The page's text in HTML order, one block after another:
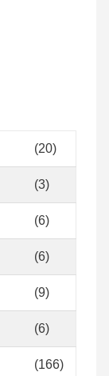
(20)
(3)
(6)
(6)
(9)
(6)
(166)